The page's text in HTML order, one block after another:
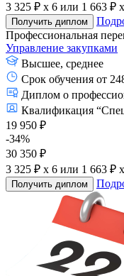
3 325 ₽ x 6 или 1 663 ₽
Получить диплом
Профессиональная
Управление закупками
Высшее, среднее
Срок обучения от
Диплом о
Квалификация
19 950 ₽
-34%
30 350 ₽
3 325 ₽ x 6 или 1 663 ₽
Получить диплом